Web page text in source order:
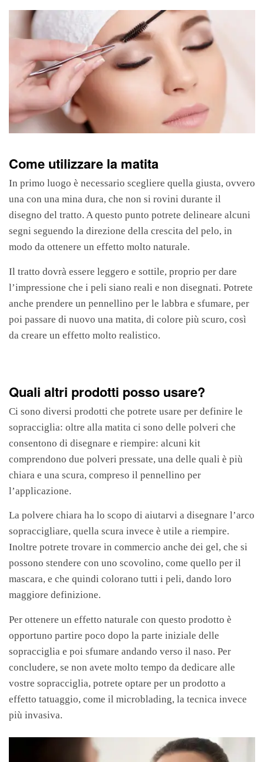
Come utilizzare la matita
In primo luogo è necessario scegliere quella giusta, ovvero
una con una mina dura, che non si rovini durante il
disegno del tratto. A questo punto potrete delineare alcuni
segni seguendo la direzione della crescita del pelo, in
modo da ottenere un effetto molto naturale.
Il tratto dovrà essere leggero e sottile, proprio per dare
l’impressione che i peli siano reali e non disegnati. Potrete
anche prendere un pennellino per le labbra e sfumare, per
poi passare di nuovo una matita, di colore più scuro, così
da creare un effetto molto realistico.
Quali altri prodotti posso usare?
Ci sono diversi prodotti che potrete usare per definire le
sopracciglia: oltre alla matita ci sono delle polveri che
consentono di disegnare e riempire: alcuni kit
comprendono due polveri pressate, una delle quali è più
chiara e una scura, compreso il pennellino per
l’applicazione.
La polvere chiara ha lo scopo di aiutarvi a disegnare l’arco
sopraccigliare, quella scura invece è utile a riempire.
Inoltre potrete trovare in commercio anche dei gel, che si
possono stendere con uno scovolino, come quello per il
mascara, e che quindi colorano tutti i peli, dando loro
maggiore definizione.
Per ottenere un effetto naturale con questo prodotto è
opportuno partire poco dopo la parte iniziale delle
sopracciglia e poi sfumare andando verso il naso. Per
concludere, se non avete molto tempo da dedicare alle
vostre sopracciglia, potrete optare per un prodotto a
effetto tatuaggio, come il microblading, la tecnica invece
più invasiva.